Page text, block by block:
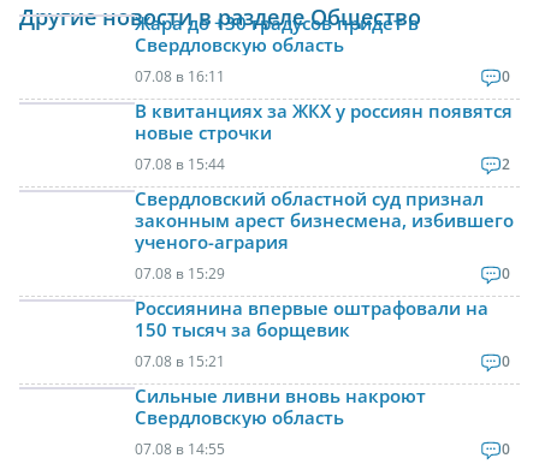
Другие новости в разделе Общество
Жара до +30 градусов придет в
Свердловскую область
07.08 в 16:11 0
В квитанциях за ЖКХ у россиян появятся
новые строчки
07.08 в 15:44 2
Свердловский областной суд признал
законным арест бизнесмена, избившего
ученого-агрария
07.08 в 15:29 0
Россиянина впервые оштрафовали на
150 тысяч за борщевик
07.08 в 15:21 0
Сильные ливни вновь накроют
Свердловскую область
07.08 в 14:55 0